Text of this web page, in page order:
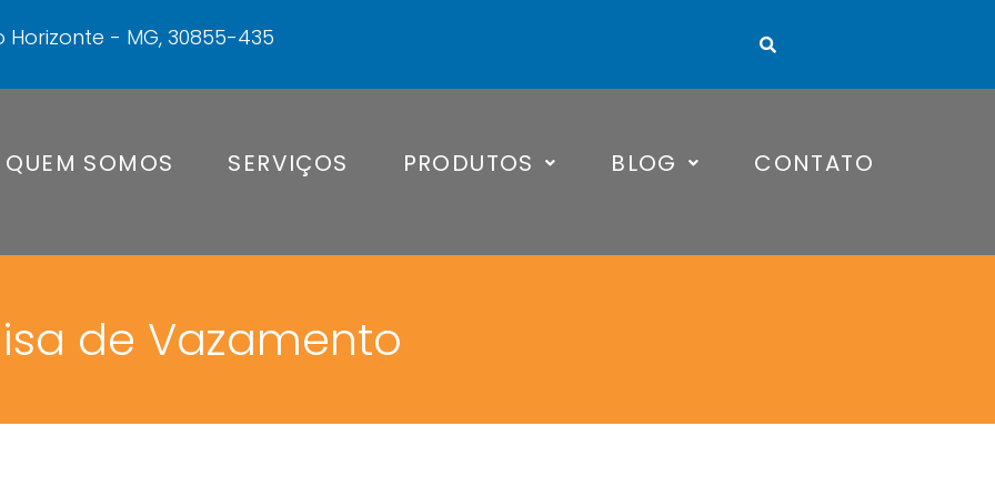
Horizonte - MG, 30855-435
QUEM SOMOS SERVIÇOS PRODUTOS BLOG CONTATO
de Vazamento